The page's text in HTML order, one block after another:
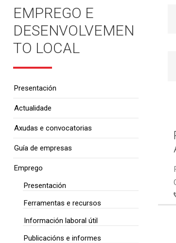
EMPREGO E
DESENVOLVEMEN
TO LOCAL
Presentación
Actualidade
Axudas e convocatorias
Guía de empresas
Emprego
Presentación
Ferramentas e recursos
Información laboral útil
Publicacións e informes